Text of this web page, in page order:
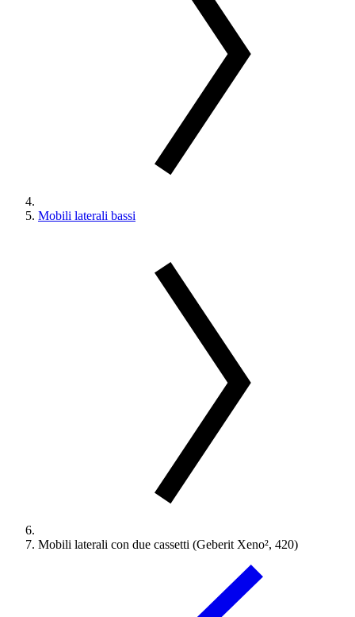
Mobili laterali bassi
Mobili laterali con due cassetti (Geberit Xeno², 420)